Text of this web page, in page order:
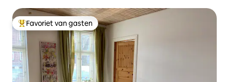
Topfavoriet van gasten
Favoriet van gasten